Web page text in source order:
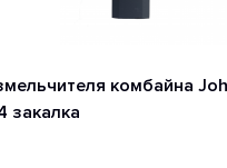
комбайна
закалка